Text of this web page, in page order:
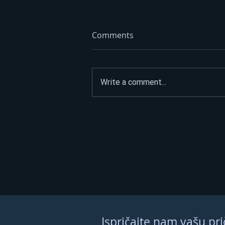
Comments
Write a comment...
Ispričajte nam vašu